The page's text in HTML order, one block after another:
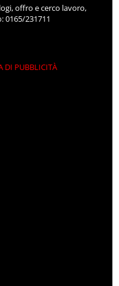
offro e cerco lavoro,
0165/231711
DI PUBBLICITÀ